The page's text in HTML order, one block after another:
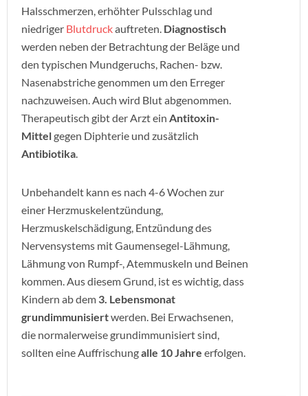
Halsschmerzen, erhöhter Pulsschlag und
niedriger Blutdruckauftreten. Diagnostisch
werden neben der Betrachtung der Beläge und
den typischen Mundgeruchs, Rachen- bzw.
Nasenabstriche genommen um den Erreger
nachzuweisen. Auch wird Blut abgenommen.
Therapeutisch gibt der Arzt ein Antitoxin-
Mittelgegen Diphterie und zusätzlich
Antibiotika.
Unbehandelt kann es nach 4-6 Wochen zur
einer Herzmuskelentzündung,
Herzmuskelschädigung, Entzündung des
Nervensystems mit Gaumensegel-Lähmung,
Lähmung von Rumpf-, Atemmuskeln und Beinen
kommen. Aus diesem Grund, ist es wichtig, dass
Kindern ab dem 3. Lebensmonat
grundimmunisiertwerden. Bei Erwachsenen,
die normalerweise grundimmunisiert sind,
sollten eine Auffrischungalle 10 Jahre erfolgen.